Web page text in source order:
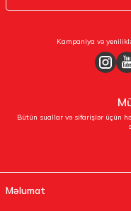
Kampaniya və
Bütün suallar və sifarişlər üçün
Məlumat